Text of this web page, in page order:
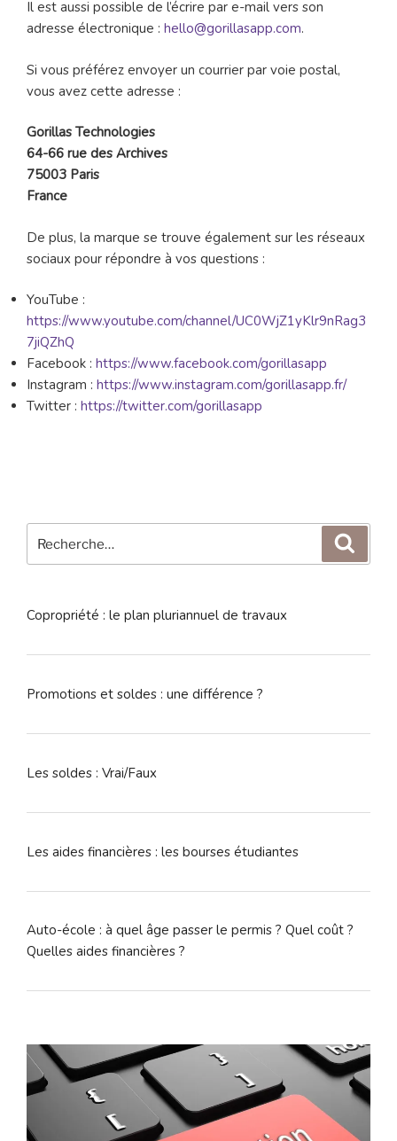
Il est aussi possible de l’écrire par e-mail vers son
adresse électronique : hello@gorillasapp.com.
Si vous préférez envoyer un courrier par voie postal,
vous avez cette adresse :
Gorillas Technologies
64-66 rue des Archives
75003 Paris
France
De plus, la marque se trouve également sur les réseaux
sociaux pour répondre à vos questions :
YouTube :
https://www.youtube.com/channel/UC0WjZ1yKlr9nRag3
7jiQZhQ
Facebook : https://www.facebook.com/gorillasapp
Instagram : https://www.instagram.com/gorillasapp.fr/
Twitter : https://twitter.com/gorillasapp
pour
Copropriété : le plan pluriannuel de travaux
Promotions et soldes : une différence ?
Les soldes : Vrai/Faux
Les aides financières : les bourses étudiantes
Auto-école : à quel âge passer le permis ? Quel coût ?
Quelles aides financières ?